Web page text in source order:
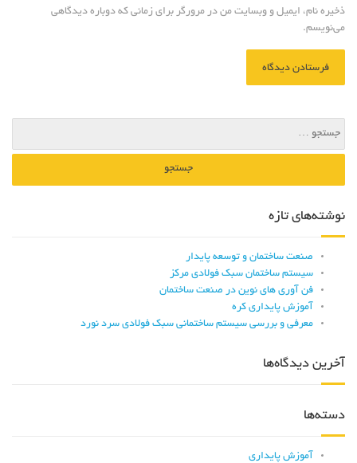
ذخیره نام، ایمیل و وبسایت من در مرورگر برای زمانی که دوباره دیدگاهی
می‌نویسم.
نوشته‌های تازه
صنعت ساختمان و توسعه پایدار
سیستم ساختمان سبک فولادی مرکز
فن آوری های نوین در صنعت ساختمان
آموزش پایداری کره
معرفی و ﺑﺮرﺳﯽ ﺳﯿﺴﺘﻢ ﺳﺎﺧﺘﻤﺎﻧﯽ ﺳﺒﮏ ﻓﻮﻻدی سرد نورد
آخرین دیدگاه‌ها
دسته‌ها
آموزش پایداری